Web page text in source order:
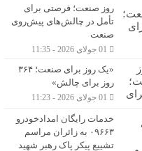
روز صنعت؛ فرصتی برای
تأمل در چالش‌های پیش‌روی
صنعت
«یک روز برای صنعت؛ ۳۶۴
روز برای چالش»
خدمات رایگان امدادخودرو
۰۹۶۶۳ به زائران مراسم
تشییع پیکر پاک رهبر شهید